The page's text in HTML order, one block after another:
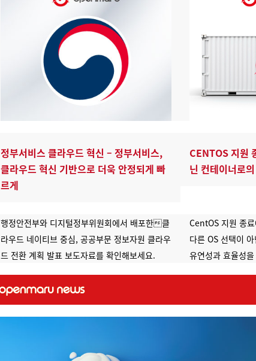
정부서비스 클라우드 혁신 – 정부서비스,
클라우드 혁신 기반으로 더욱 안정되게 빠
르게
CENTOS 지원
닌 컨테이너로
행정안전부와 디지털정부위원회에서 배포한클
라우드 네이티브 중심, 공공부문 정보자원 클라우
드 전환 계획 발표 보도자료를 확인해보세요.
CentOS 지원 종
다른 OS 선택이
유연성과 효율성